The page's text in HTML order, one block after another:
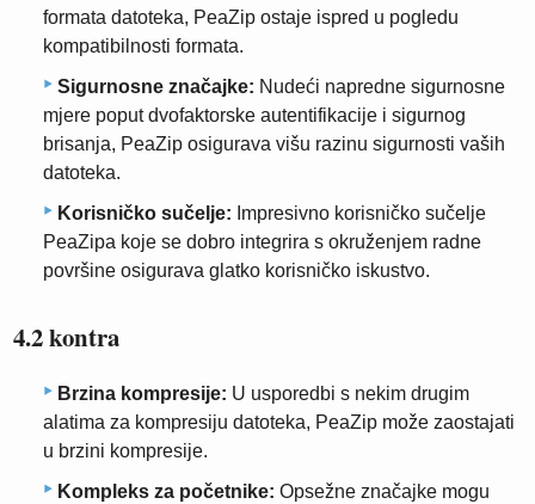
formata datoteka, PeaZip ostaje ispred u pogledu
kompatibilnosti formata.
Sigurnosne značajke: Nudeći napredne sigurnosne
mjere poput dvofaktorske autentifikacije i sigurnog
brisanja, PeaZip osigurava višu razinu sigurnosti vaših
datoteka.
Korisničko sučelje: Impresivno korisničko sučelje
PeaZipa koje se dobro integrira s okruženjem radne
površine osigurava glatko korisničko iskustvo.
4.2 kontra
Brzina kompresije: U usporedbi s nekim drugim
alatima za kompresiju datoteka, PeaZip može zaostajati
u brzini kompresije.
Kompleks za početnike: Opsežne značajke mogu